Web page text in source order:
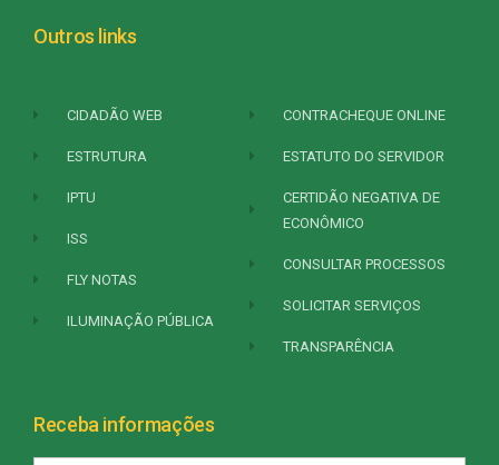
Outros links
CIDADÃO WEB
ESTRUTURA
IPTU
ISS
FLY NOTAS
ILUMINAÇÃO PÚBLICA
CONTRACHEQUE ONLINE
ESTATUTO DO SERVIDOR
CERTIDÃO NEGATIVA DE
ECONÔMICO
CONSULTAR PROCESSOS
SOLICITAR SERVIÇOS
TRANSPARÊNCIA
Receba informações